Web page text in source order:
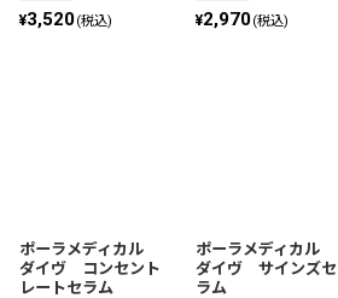
¥3,520(税込) ¥2,970(税込)
ポーラメディカル
ダイヴ コンセント
レートセラム
ポーラメディカル
ダイヴ サインズセ
ラム